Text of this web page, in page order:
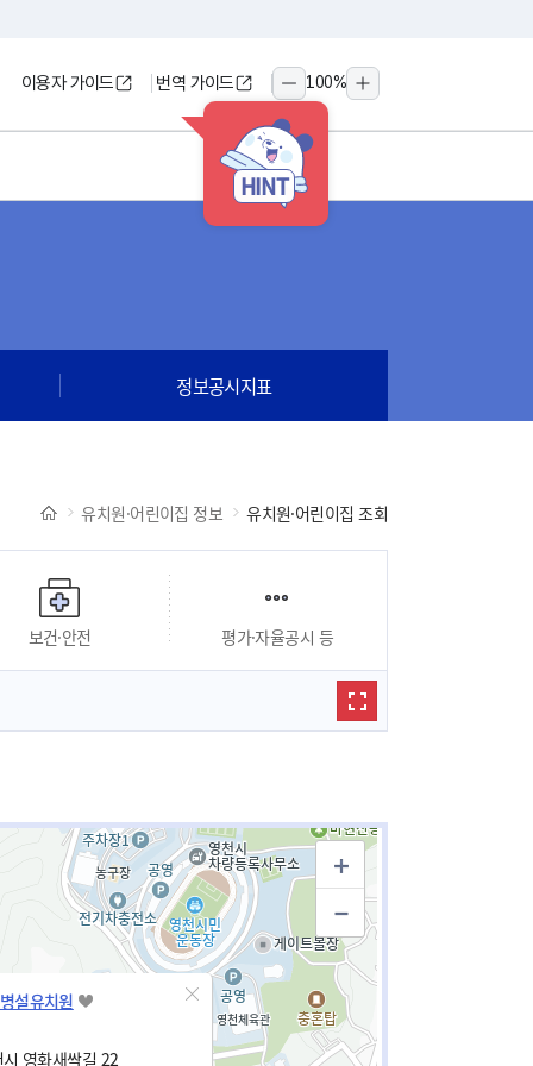
HINT
이용자 가이드 번역 가이드
축소
100%
확대
정보공시지표
유치원·어린이집 정보 유치원·어린이집 조회
보건·안전 평가·자율공시 등
설유치원
영화새싹길 22